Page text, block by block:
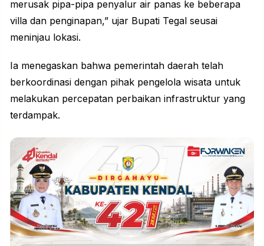
merusak pipa-pipa penyalur air panas ke beberapa
villa dan penginapan,” ujar Bupati Tegal seusai
meninjau lokasi.
Ia menegaskan bahwa pemerintah daerah telah
berkoordinasi dengan pihak pengelola wisata untuk
melakukan percepatan perbaikan infrastruktur yang
terdampak.